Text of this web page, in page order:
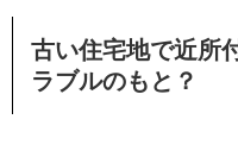
古い住宅地で近所
ラブルのもと？